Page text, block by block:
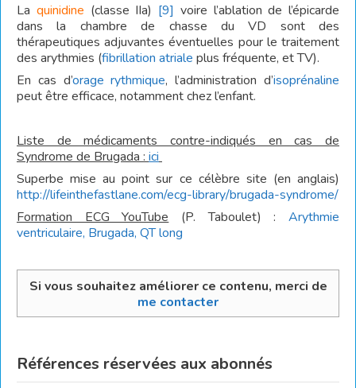
La quinidine (classe IIa) [9] voire l’ablation de l’épicarde
dans la chambre de chasse du VD sont des
thérapeutiques adjuvantes éventuelles pour le traitement
des arythmies (fibrillation atriale plus fréquente, et TV).
En cas d’orage rythmique, l’administration d’isoprénaline
peut être efficace, notamment chez l’enfant.
Liste de médicaments contre-indiqués en cas de
Syndrome de Brugada : ici
Superbe mise au point sur ce célèbre site (en anglais)
http://lifeinthefastlane.com/ecg-library/brugada-syndrome/
Formation ECG YouTube (P. Taboulet) :Arythmie
ventriculaire, Brugada, QT long
Si vous souhaitez améliorer ce contenu, merci de
me contacter
Références réservées aux abonnés